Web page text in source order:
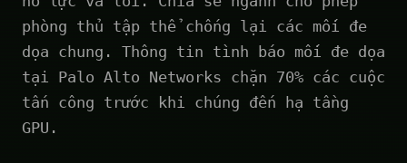
phòng thủ tập thể chống lại các mối đe
dọa chung. Thông tin tình báo mối đe dọa
tại Palo Alto Networks chặn 70% các cuộc
tấn công trước khi chúng đến hạ tầng
GPU.